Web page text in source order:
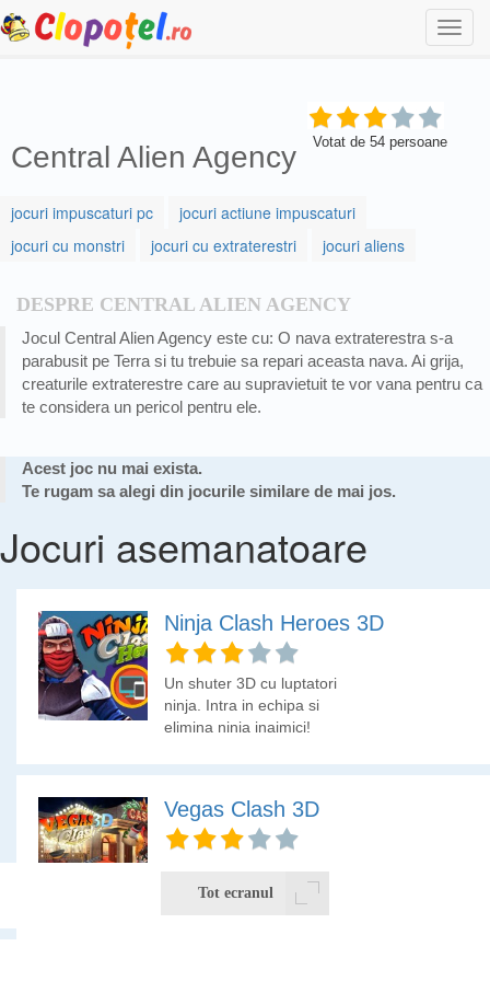
Central Alien Agency Votat de 54 persoane
jocuri impuscaturi pc
jocuri actiune impuscaturi
jocuri cu monstri
jocuri cu extraterestri jocuri aliens
DESPRE CENTRAL ALIEN AGENCY
Jocul Central Alien Agency este cu: O nava extraterestra s-a
parabusit pe Terra si tu trebuie sa repari aceasta nava. Ai grija,
creaturile extraterestre care au supravietuit te vor vana pentru ca
te considera un pericol pentru ele.
Acest joc nu mai exista.
Te rugam sa alegi din jocurile similare de mai jos.
Jocuri asemanatoare
Ninja Clash Heroes 3D
Un shuter 3D cu luptatori
ninja. Intra in echipa si
elimina ninja inaimici!
Vegas Clash 3D
Te afli in Vegas, orasul
cazinourilor si esti intr-o
echipa Elvis comando
Tot ecranul